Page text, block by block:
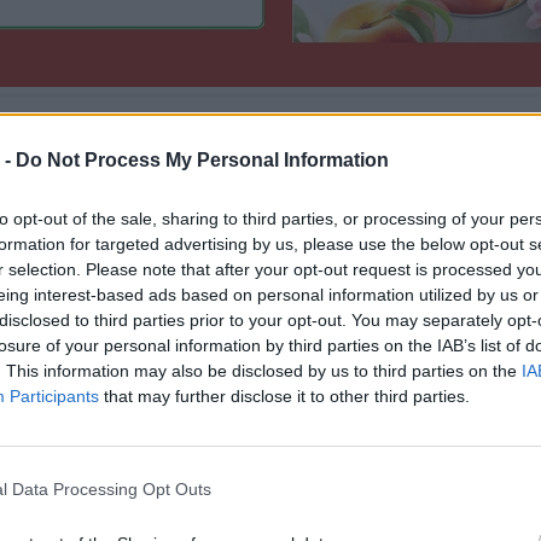
- Do Not Process My Personal Information
opt-out of the sale, sharing to third parties, or processing of your
for targeted advertising by us, please use the below opt-out
selection. Please note that after your opt-out request is processed
interest-based ads based on personal information utilized by us
to third parties prior to your opt-out. You may separately
of your personal information by third parties on the IAB’s list of
This information may also be disclosed by us to third parties on the
Participants that may further disclose it to other third parties.
Data Processing Opt Outs
για την καλοκαιρινή παραγωγική περίοδο 2026
Διαβάστε τη συνέχεια
Δεν υπάρχουν σχόλια:
ενισχύσεις: Ψηφιακό μπλόκο σε
ανύπαρκτα κοπάδια